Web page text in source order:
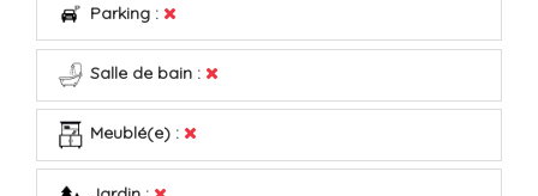
Parking :
Salle de bain :
Meublé(e) :